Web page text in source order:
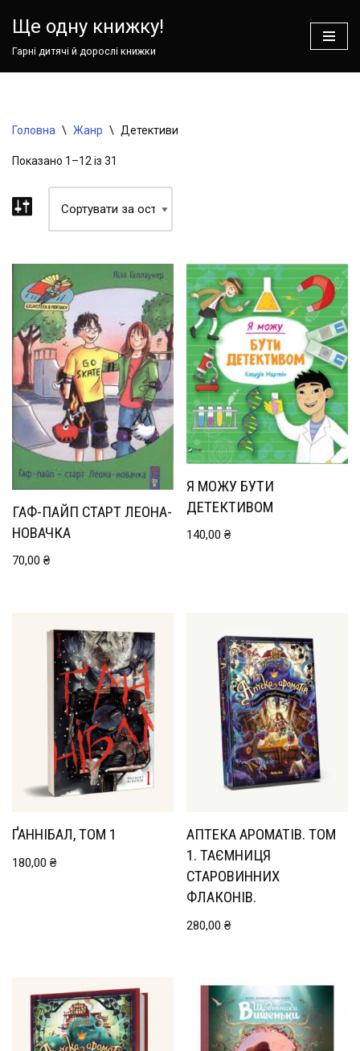
Ще одну книжку!
Гарні дитячі й дорослі книжки
Головна \ Жанр \ Детективи
Показано 1–12 із 31
ГАФ-ПАЙП СТАРТ ЛЕОНА-
НОВАЧКА
70,00 ₴
Я МОЖУ БУТИ
ДЕТЕКТИВОМ
140,00₴
ҐАННІБАЛ, ТОМ 1
180,00 ₴
АПТЕКА АРОМАТІВ. ТОМ
1. ТАЄМНИЦЯ
СТАРОВИННИХ
ФЛАКОНІВ.
280,00₴